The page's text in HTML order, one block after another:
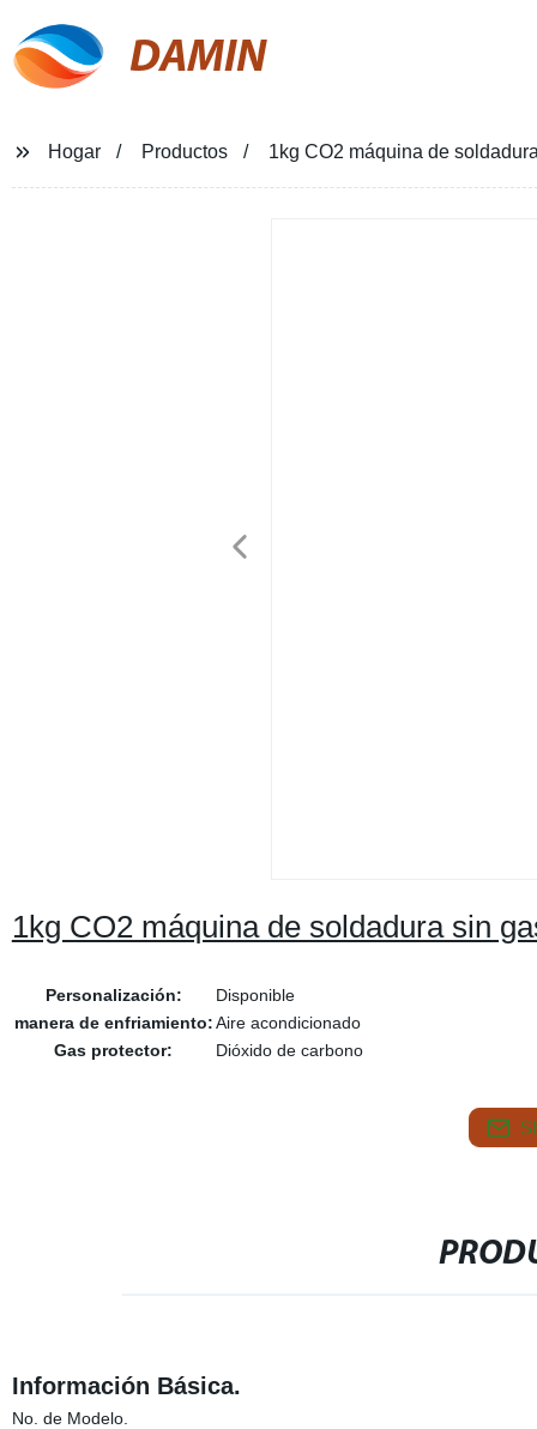
DAMIN
Hogar Productos 1kg CO2 máquina de
1kg CO2 máquina de soldadura sin
Personalización:
Disponible
manera de enfriamiento:Aire acondicionado
Gas protector:
Dióxido de carbono
Información Básica.
No. de Modelo.